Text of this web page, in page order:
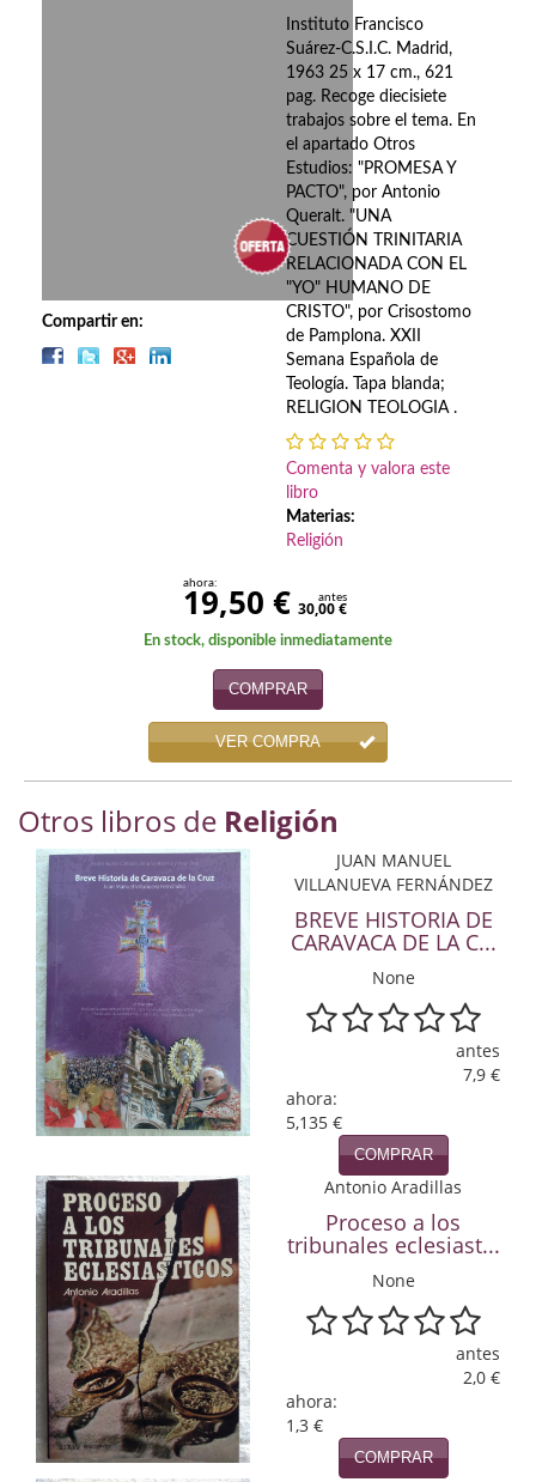
Deportes
Derecho
Física y Química
Física y química
Guerra Civil Española
Historia
historia
Infantil y juvenil
Infantil y juvenil. Nuevo!!
Informática
Literatura fantástica
Literatura hispanoamericana
Local
Mafia y espionaje
Matemáticas
Compartir en:
Instituto Francisco
Suárez-C.S.I.C. Madrid,
1963 25 x 17 cm., 621
pag. Recoge diecisiete
trabajos sobre el tema. En
el apartado Otros
Estudios: "PROMESA Y
PACTO", por Antonio
Queralt. "UNA
CUESTIÓN TRINITARIA
RELACIONADA CON EL
"YO" HUMANO DE
CRISTO", por Crisostomo
de Pamplona. XXII
Semana Española de
Teología. Tapa blanda;
RELIGION TEOLOGIA .
Comenta y valora este
libro
Materias:
Religión
ahora:
19,50 € antes
30,00 €
En stock, disponible inmediatamente
COMPRAR
VER COMPRA
Otros libros de Religión
JUAN MANUEL
VILLANUEVA FERNÁNDEZ
BREVE HISTORIA DE
CARAVACA DE LA C...
None
antes
7,9 €
ahora:
5,135 €
COMPRAR
Antonio Aradillas
Proceso a los
tribunales eclesiast...
None
antes
2,0 €
ahora:
1,3 €
COMPRAR